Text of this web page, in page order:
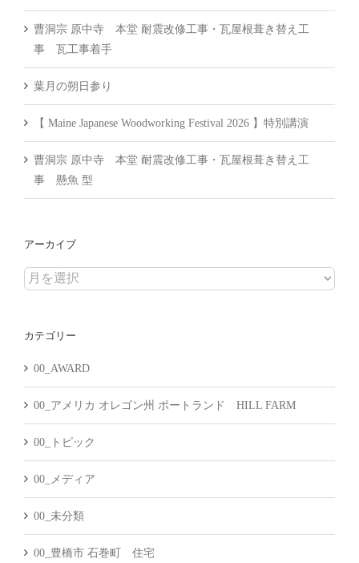
曹洞宗 原中寺 本堂 耐震改修工事・瓦屋根葺き替え工
事 瓦工事着手
葉月の朔日参り
【 Maine Japanese Woodworking Festival 2026 】特別講演
曹洞宗 原中寺 本堂 耐震改修工事・瓦屋根葺き替え工
事 懸魚 型
アーカイブ
ア
イ
カテゴリー
00_AWARD
00_アメリカ オレゴン州 ポートランド HILL FARM
00_トピック
00_メディア
00_未分類
00_豊橋市 石巻町 住宅